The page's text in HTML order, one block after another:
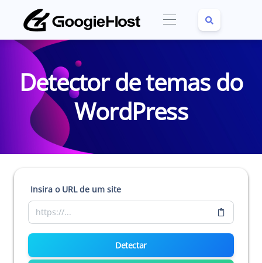
Detector de temas do
WordPress
Insira o URL de um site
Detectar